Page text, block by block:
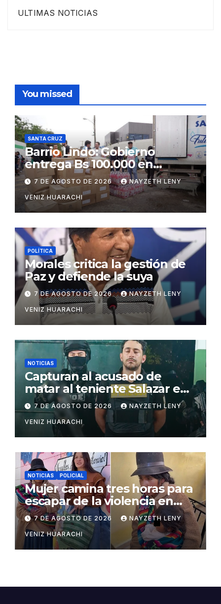
ULTIMAS NOTICIAS
You missed
SANTA CRUZ
Barrio Lindo: Gobierno
entrega Bs 100.000 en
insumos para afectados
7 DE AGOSTO DE 2026 NAYZETH LENY
VENIZ HUARACHI
POLÍTICA
Morales critica la gestión de
Paz y defiende la suya
7 DE AGOSTO DE 2026 NAYZETH LENY
VENIZ HUARACHI
NOTICIAS
Capturan al acusado de
matar al teniente Salazar en
San Matías
7 DE AGOSTO DE 2026 NAYZETH LENY
VENIZ HUARACHI
NOTICIAS POLICIAL
Mujer camina tres horas para
escapar de la violencia en
Potosí
7 DE AGOSTO DE 2026 NAYZETH LENY
VENIZ HUARACHI